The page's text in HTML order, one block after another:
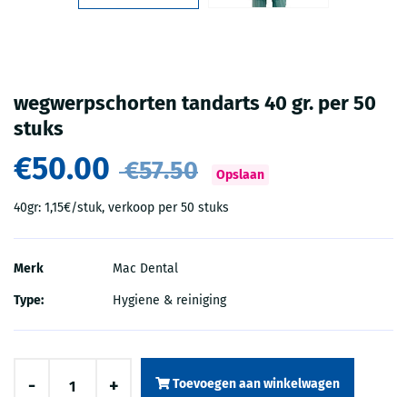
wegwerpschorten tandarts 40 gr. per 50
stuks
€50.00 €57.50 Opslaan
40gr: 1,15€/stuk, verkoop per 50 stuks
Merk Mac Dental
Type: Hygiene & reiniging
- + Toevoegen aan winkelwagen